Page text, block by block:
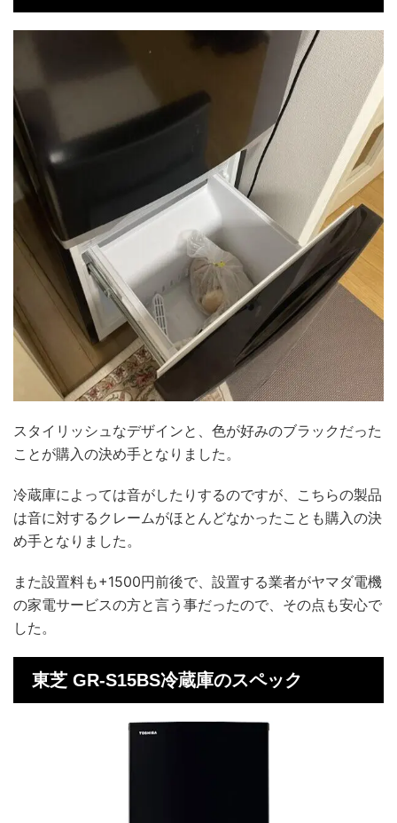
スタイリッシュなデザインと、色が好みのブラックだった
ことが購入の決め手となりました。
冷蔵庫によっては音がしたりするのですが、こちらの製品
は音に対するクレームがほとんどなかったことも購入の決
め手となりました。
また設置料も+1500円前後で、設置する業者がヤマダ電機
の家電サービスの方と言う事だったので、その点も安心で
した。
東芝 GR-S15BS冷蔵庫のスペック